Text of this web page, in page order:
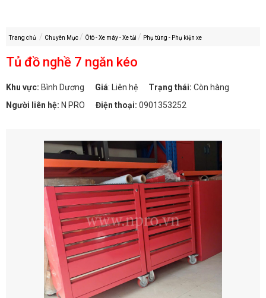
Trang chủ Chuyên Mục Ôtô - Xe máy - Xe tải Phụ tùng - Phụ kiện xe
Tủ đồ nghề 7 ngăn kéo
Khu vực: Bình Dương Giá: Liên hệ Trạng thái: Còn hàng
Người liên hệ: N PRO Điện thoại: 0901353252